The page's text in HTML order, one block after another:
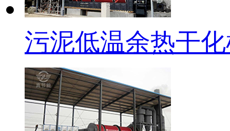
污泥低温余热干